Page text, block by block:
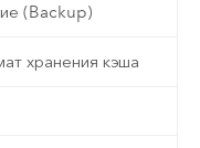
(Backup)
хранения кэша